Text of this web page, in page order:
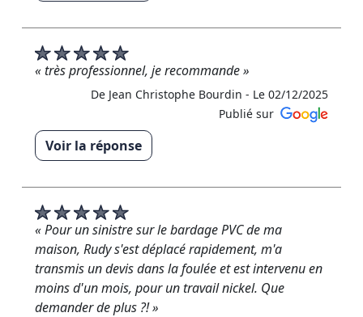
que notre travail vous ait satisfait ! Au plaisir ?? »
De RM RENOVATION - Le 09/04/2026
« très professionnel, je recommande »
De Jean Christophe Bourdin - Le 02/12/2025
Publié sur
Voir la réponse
Rénovation »
De RM RENOVATION - Le 04/12/2025
« Pour un sinistre sur le bardage PVC de ma
maison, Rudy s'est déplacé rapidement, m'a
transmis un devis dans la foulée et est intervenu en
moins d'un mois, pour un travail nickel. Que
demander de plus ?! »